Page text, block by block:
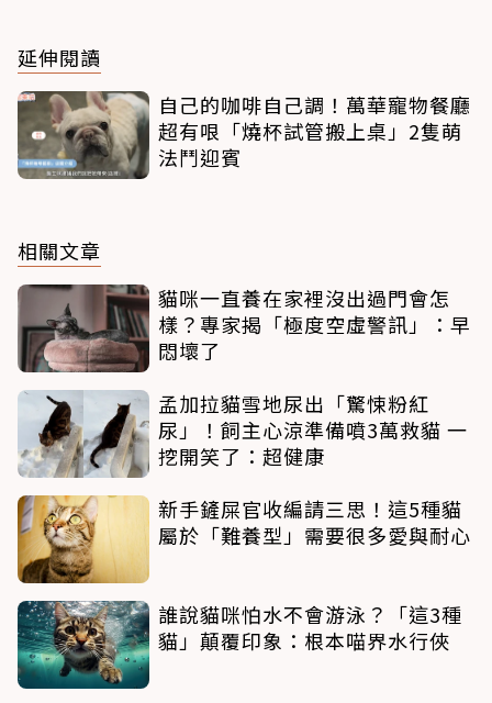
延伸閱讀
自己的咖啡自己調！萬華寵物餐廳
超有哏「燒杯試管搬上桌」2隻萌
法鬥迎賓
相關文章
貓咪一直養在家裡沒出過門會怎
樣？專家揭「極度空虛警訊」：早
悶壞了
孟加拉貓雪地尿出「驚悚粉紅
尿」！飼主心涼準備噴3萬救貓 一
挖開笑了：超健康
新手鏟屎官收編請三思！這5種貓
屬於「難養型」需要很多愛與耐心
誰說貓咪怕水不會游泳？「這3種
貓」顛覆印象：根本喵界水行俠